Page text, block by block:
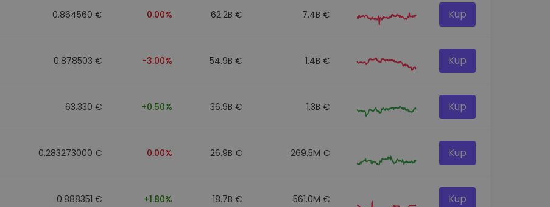
0.864560 € 0.00% 62.2B € 7.4B € Kup
0.878503 € -3.00% 54.9B € 1.4B € Kup
63.330 € +0.50% 36.9B € 1.3B € Kup
0.283273000 € 0.00% 26.9B € 269.5M € Kup
0.888351 € +1.80% 18.7B € 561.0M € Kup